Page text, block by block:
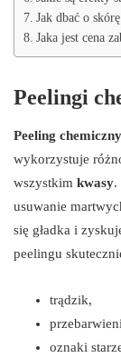
Jak dbać o
Jaka jest cena
Peelingi
Peeling chemiczny
wykorzystuje
wszystkim kwasy.
usuwanie
się gładka i
peelingu
trądzik,
oznaki